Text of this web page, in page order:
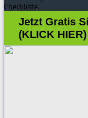
Checkliste
Jetzt Gratis
(KLICK HIER)